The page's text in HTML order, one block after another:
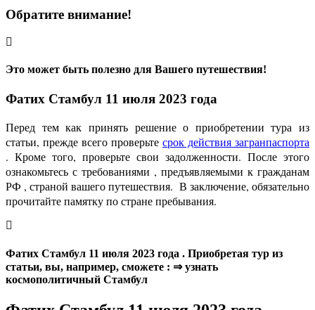
Обратите внимание!
Это может быть полезно для Вашего путешествия!
Фатих Стамбул 11 июля 2023 года
Перед тем как принять решение о приобретении тура из
статьи, прежде всего проверьте срок действия загранпаспорта
. Кроме того, проверьте свои задолженности. После этого
ознакомьтесь с требованиями , предъявляемыми к гражданам
РФ , страной вашего путешествия. В заключение, обязательно
прочитайте памятку по стране пребывания.
Фатих Стамбул 11 июля 2023 года . Приобретая тур из
статьи, вы, например, сможете : ⇒ узнать
космополитичный Стамбул